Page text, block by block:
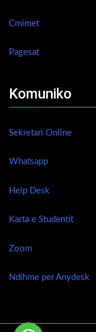
Cmimet
Pagesat
Komuniko
Sekretari Online
Whatsapp
Help Desk
Karta e Studentit
Zoom
Ndihme per Anydesk